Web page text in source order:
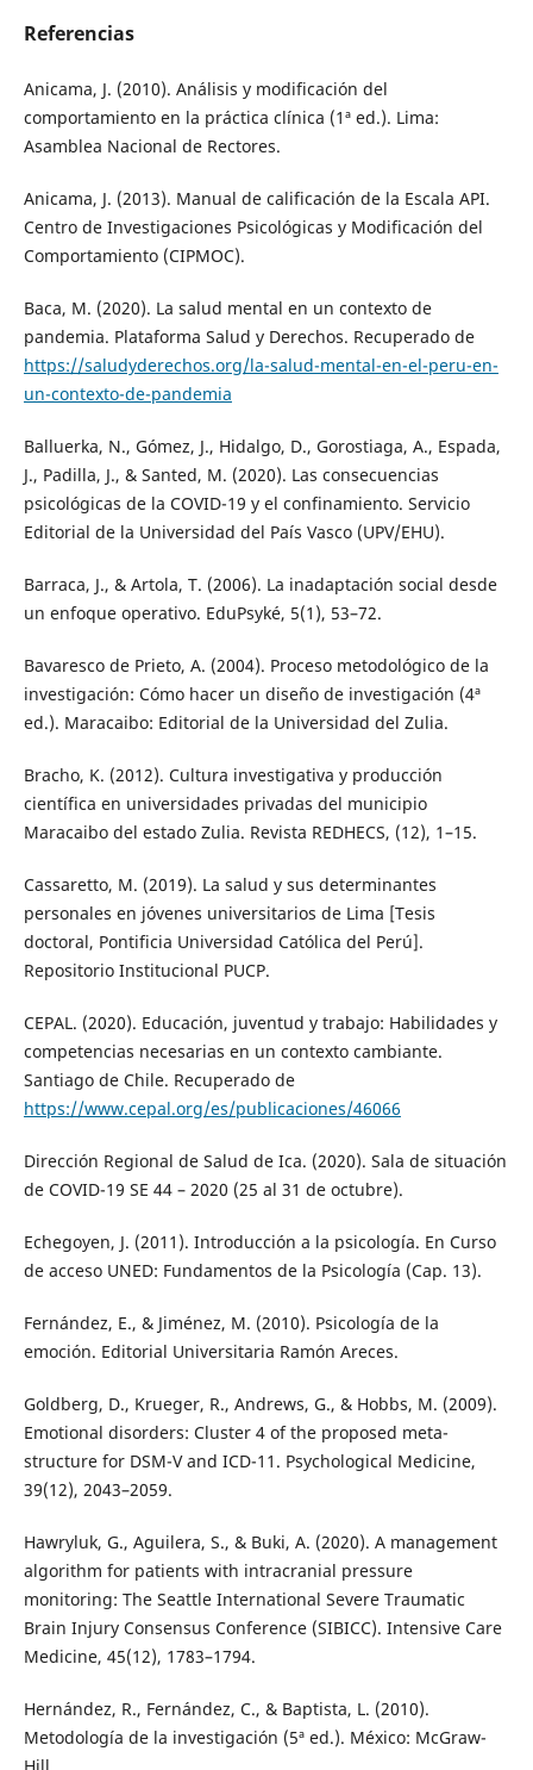
Referencias
Anicama, J. (2010). Análisis y modificación del
comportamiento en la práctica clínica (1ª ed.). Lima:
Asamblea Nacional de Rectores.
Anicama, J. (2013). Manual de calificación de la Escala API.
Centro de Investigaciones Psicológicas y Modificación del
Comportamiento (CIPMOC).
Baca, M. (2020). La salud mental en un contexto de
pandemia. Plataforma Salud y Derechos. Recuperado de
https://saludyderechos.org/la-salud-mental-en-el-peru-en-
un-contexto-de-pandemia
Balluerka, N., Gómez, J., Hidalgo, D., Gorostiaga, A., Espada,
J., Padilla, J., & Santed, M. (2020). Las consecuencias
psicológicas de la COVID-19 y el confinamiento. Servicio
Editorial de la Universidad del País Vasco (UPV/EHU).
Barraca, J., & Artola, T. (2006). La inadaptación social desde
un enfoque operativo. EduPsyké, 5(1), 53–72.
Bavaresco de Prieto, A. (2004). Proceso metodológico de la
investigación: Cómo hacer un diseño de investigación (4ª
ed.). Maracaibo: Editorial de la Universidad del Zulia.
Bracho, K. (2012). Cultura investigativa y producción
científica en universidades privadas del municipio
Maracaibo del estado Zulia. Revista REDHECS, (12), 1–15.
Cassaretto, M. (2019). La salud y sus determinantes
personales en jóvenes universitarios de Lima [Tesis
doctoral, Pontificia Universidad Católica del Perú].
Repositorio Institucional PUCP.
CEPAL. (2020). Educación, juventud y trabajo: Habilidades y
competencias necesarias en un contexto cambiante.
Santiago de Chile. Recuperado de
https://www.cepal.org/es/publicaciones/46066
Dirección Regional de Salud de Ica. (2020). Sala de situación
de COVID-19 SE 44 – 2020 (25 al 31 de octubre).
Echegoyen, J. (2011). Introducción a la psicología. En Curso
de acceso UNED: Fundamentos de la Psicología (Cap. 13).
Fernández, E., & Jiménez, M. (2010). Psicología de la
emoción. Editorial Universitaria Ramón Areces.
Goldberg, D., Krueger, R., Andrews, G., & Hobbs, M. (2009).
Emotional disorders: Cluster 4 of the proposed meta-
structure for DSM-V and ICD-11. Psychological Medicine,
39(12), 2043–2059.
Hawryluk, G., Aguilera, S., & Buki, A. (2020). A management
algorithm for patients with intracranial pressure
monitoring: The Seattle International Severe Traumatic
Brain Injury Consensus Conference (SIBICC). Intensive Care
Medicine, 45(12), 1783–1794.
Hernández, R., Fernández, C., & Baptista, L. (2010).
Metodología de la investigación (5ª ed.). México: McGraw-